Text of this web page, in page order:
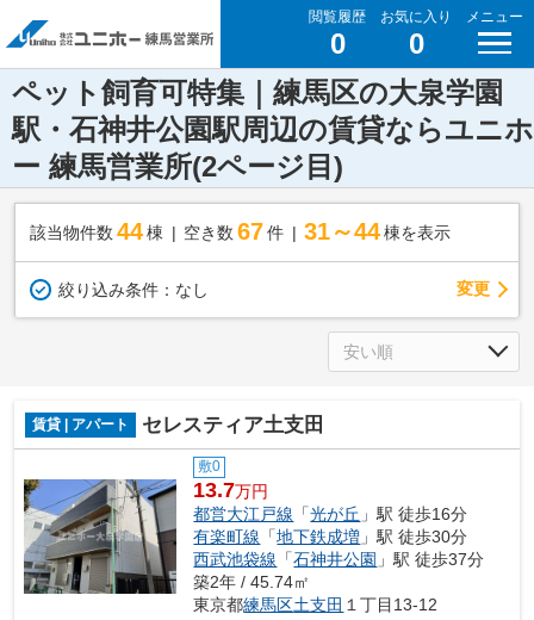
閲覧履歴
0
お気に入り
0
メニュー
ペット飼育可特集｜練馬区の大泉学園
駅・石神井公園駅周辺の賃貸ならユニホ
ー 練馬営業所(2ページ目)
該当物件数 44棟 空き数 67 件 31～44 棟を表示
絞り込み条件： なし 変更
賃貸 | アパート セレスティア土支田
敷0
13.7万円
都営大江戸線 「光が丘 」駅 徒歩16分
有楽町線 「地下鉄成増 」駅 徒歩30分
西武池袋線 「石神井公園 」駅 徒歩37分
築2年 / 45.74㎡
東京都練馬区土支田 １丁目13-12